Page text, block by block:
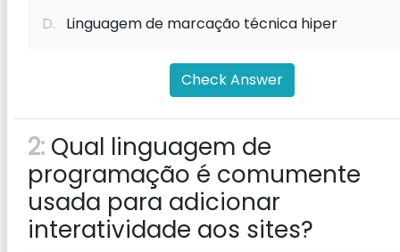
D. Linguagem de marcação técnica hiper
Check Answer
2: Qual linguagem de
programação é comumente
usada para adicionar
interatividade aos sites?